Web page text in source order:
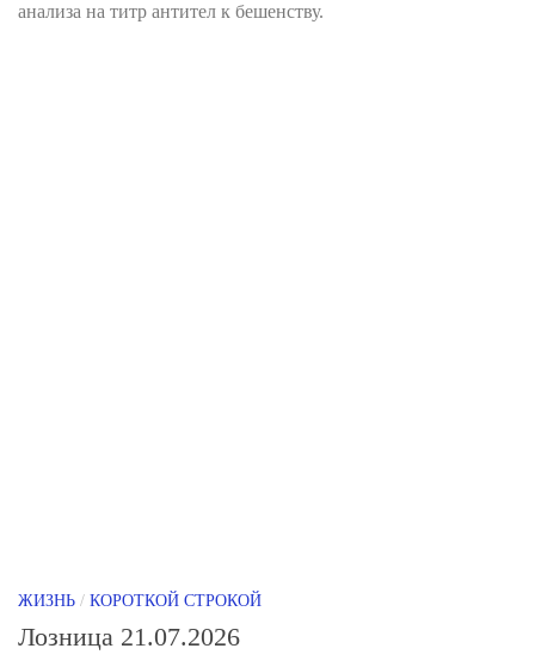
анализа на титр антител к бешенству.
ЖИЗНЬ / КОРОТКОЙ СТРОКОЙ
Лозница 21.07.2026